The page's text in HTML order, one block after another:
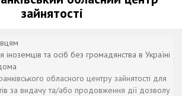
зайнятості
та осіб без громадянства в Україні
обласного центру зайнятості для
за видачу та/або продовження дії дозволу